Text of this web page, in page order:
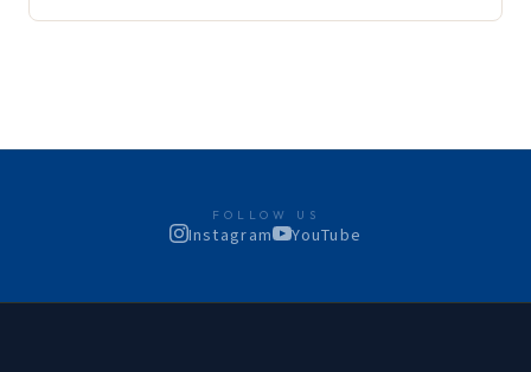
FOLLOW US
Instagram YouTube